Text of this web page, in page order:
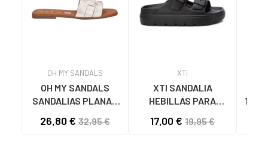
OH MY SANDALS
OH MY SANDALS
SANDALIAS PLANAS
DOYA CHAMPAN
26,80 €32,95 €
XTI
XTI SANDALIA
HEBILLAS PARA
17,00 € 19,95 €